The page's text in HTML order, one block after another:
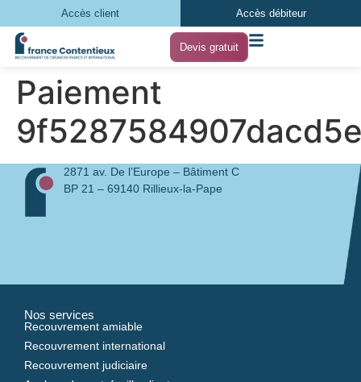
Accès client Accès débiteur
Devis gratuit
Paiement
2871 av. De l’Europe – Bâtiment C
BP 21 – 69140 Rillieux-la-Pape
Nos services
Recouvrement amiable
Recouvrement international
Recouvrement judiciaire